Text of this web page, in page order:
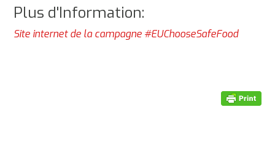
Plus d'Information:
Site internet de la campagne #EUChooseSafeFood